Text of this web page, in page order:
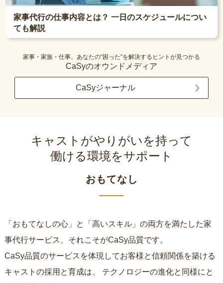
家事代行の仕事内容とは？ 一日のスケジュールについ
ても解説
家事・家族・仕事。あなたの“困った”を解決するヒントが見つかる
CaSyのオウンドメディア
CaSyジャーナル
キャストがやりがいを持って
働ける環境をサポート
おもてなし
「おもてなしの心」と「高いスキル」の両方を満たした家
事代行サービス、それこそがCaSy品質です。
CaSy品質のサービスを体現してお客様と信頼関係を築ける
キャストの採用と育成は、